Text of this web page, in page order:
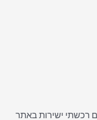
רכשתי ישירות באתר